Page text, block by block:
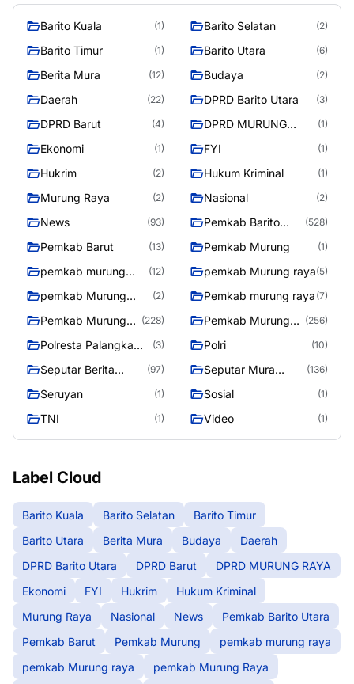
Barito Kuala (1) Barito Selatan (2)
Barito Timur (1) Barito Utara (6)
Berita Mura (12) Budaya (2)
Daerah (22) DPRD Barito Utara (3)
DPRD Barut (4)
DPRD MURUNG
RAYA
(1)
Ekonomi (1) FYI (1)
Hukrim (2) Hukum Kriminal (1)
Murung Raya (2) Nasional (2)
News (93)
Pemkab Barito
Utara
(528)
Pemkab Barut (13) Pemkab Murung (1)
pemkab murung
(12) pemkab Murung raya(5)
pemkab Murung
Raya
(2) Pemkab murung raya (7)
Pemkab Murung
raya
(228)
Pemkab Murung
Raya
(256)
Polresta Palangka
Raya
(3) Polri (10)
Seputar Berita
Murung Raya
(97)
Seputar Mura
Seasen 2
(136)
Seruyan (1) Sosial (1)
TNI (1) Video (1)
Label Cloud
Barito Kuala Barito Selatan
Barito Timur
Barito Utara
Berita Mura Budaya
Daerah
DPRD Barito Utara
DPRD Barut
DPRD MURUNG RAYA
Ekonomi
FYI Hukrim
Hukum Kriminal
Murung Raya
Nasional News
Pemkab Barito Utara
Pemkab Barut
Pemkab Murung
pemkab murung raya
pemkab Murung raya
pemkab Murung Raya